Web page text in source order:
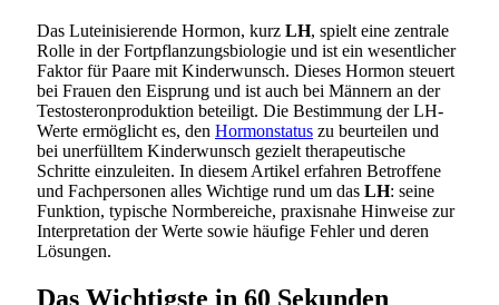
Das Luteinisierende Hormon, kurz LH, spielt eine zentrale
Rolle in der Fortpflanzungsbiologie und ist ein wesentlicher
Faktor für Paare mit Kinderwunsch. Dieses Hormon steuert
bei Frauen den Eisprung und ist auch bei Männern an der
Testosteronproduktion beteiligt. Die Bestimmung der LH-
Werte ermöglicht es, den Hormonstatus zu beurteilen und
bei unerfülltem Kinderwunsch gezielt therapeutische
Schritte einzuleiten. In diesem Artikel erfahren Betroffene
und Fachpersonen alles Wichtige rund um das LH: seine
Funktion, typische Normbereiche, praxisnahe Hinweise zur
Interpretation der Werte sowie häufige Fehler und deren
Lösungen.
Das Wichtigste in 60 Sekunden